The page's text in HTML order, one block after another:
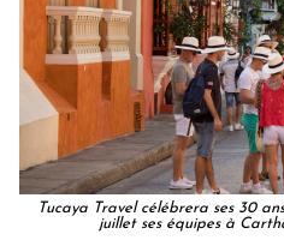
Tucaya Travel célébrera ses 30
juillet ses équipes à